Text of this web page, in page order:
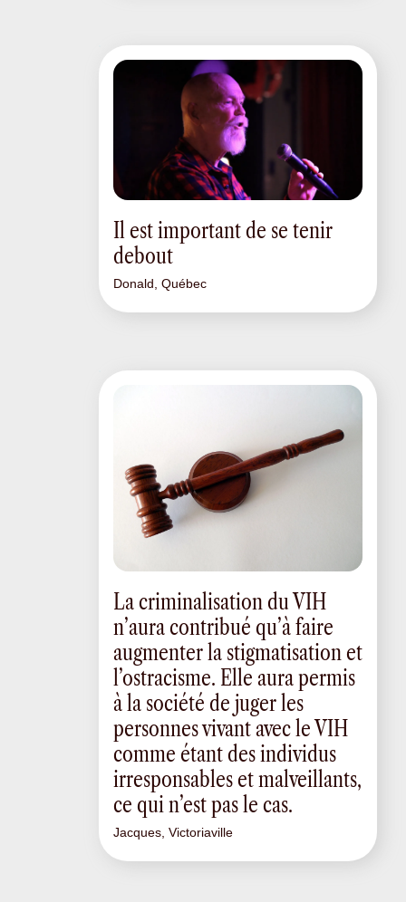
Il est important de se tenir
debout
Donald, Québec
La criminalisation du VIH
n’aura contribué qu’à faire
augmenter la stigmatisation et
l’ostracisme. Elle aura permis
à la société de juger les
personnes vivant avec le VIH
comme étant des individus
irresponsables et malveillants,
ce qui n’est pas le cas.
Jacques, Victoriaville